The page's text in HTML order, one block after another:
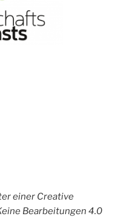
einer Creative
Bearbeitungen 4.0